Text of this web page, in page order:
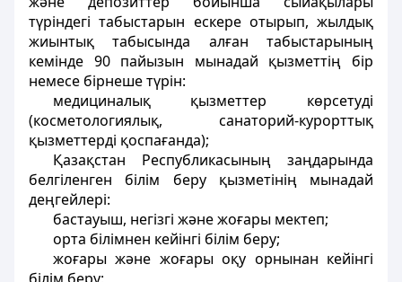
түріндегі табыстарын ескере отырып, жылдық
жиынтық табысында алған табыстарының
кемiнде 90 пайызын мынадай қызметтің бір
немесе бірнеше түрін:
медициналық қызметтер көрсетудi
(косметологиялық, санаторий-курорттық
қызметтердi қоспағанда);
Қазақстан Республикасының заңдарында
белгіленген білім беру қызметінің мынадай
деңгейлері:
бастауыш, негізгі және жоғары мектеп;
орта білімнен кейінгі білім беру;
жоғары және жоғары оқу орнынан кейінгі